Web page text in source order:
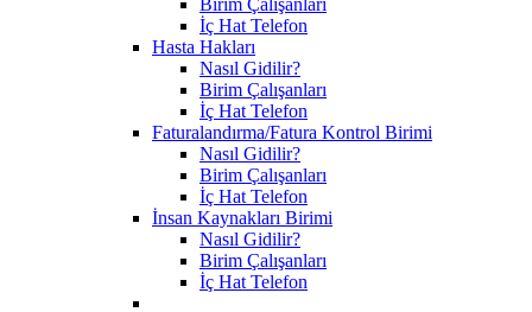
İç Hat Telefon
Hasta Hakları
Nasıl Gidilir?
Birim Çalışanları
İç Hat Telefon
Faturalandırma/Fatura Kontrol Birimi
Nasıl Gidilir?
Birim Çalışanları
İç Hat Telefon
İnsan Kaynakları Birimi
Nasıl Gidilir?
Birim Çalışanları
İç Hat Telefon